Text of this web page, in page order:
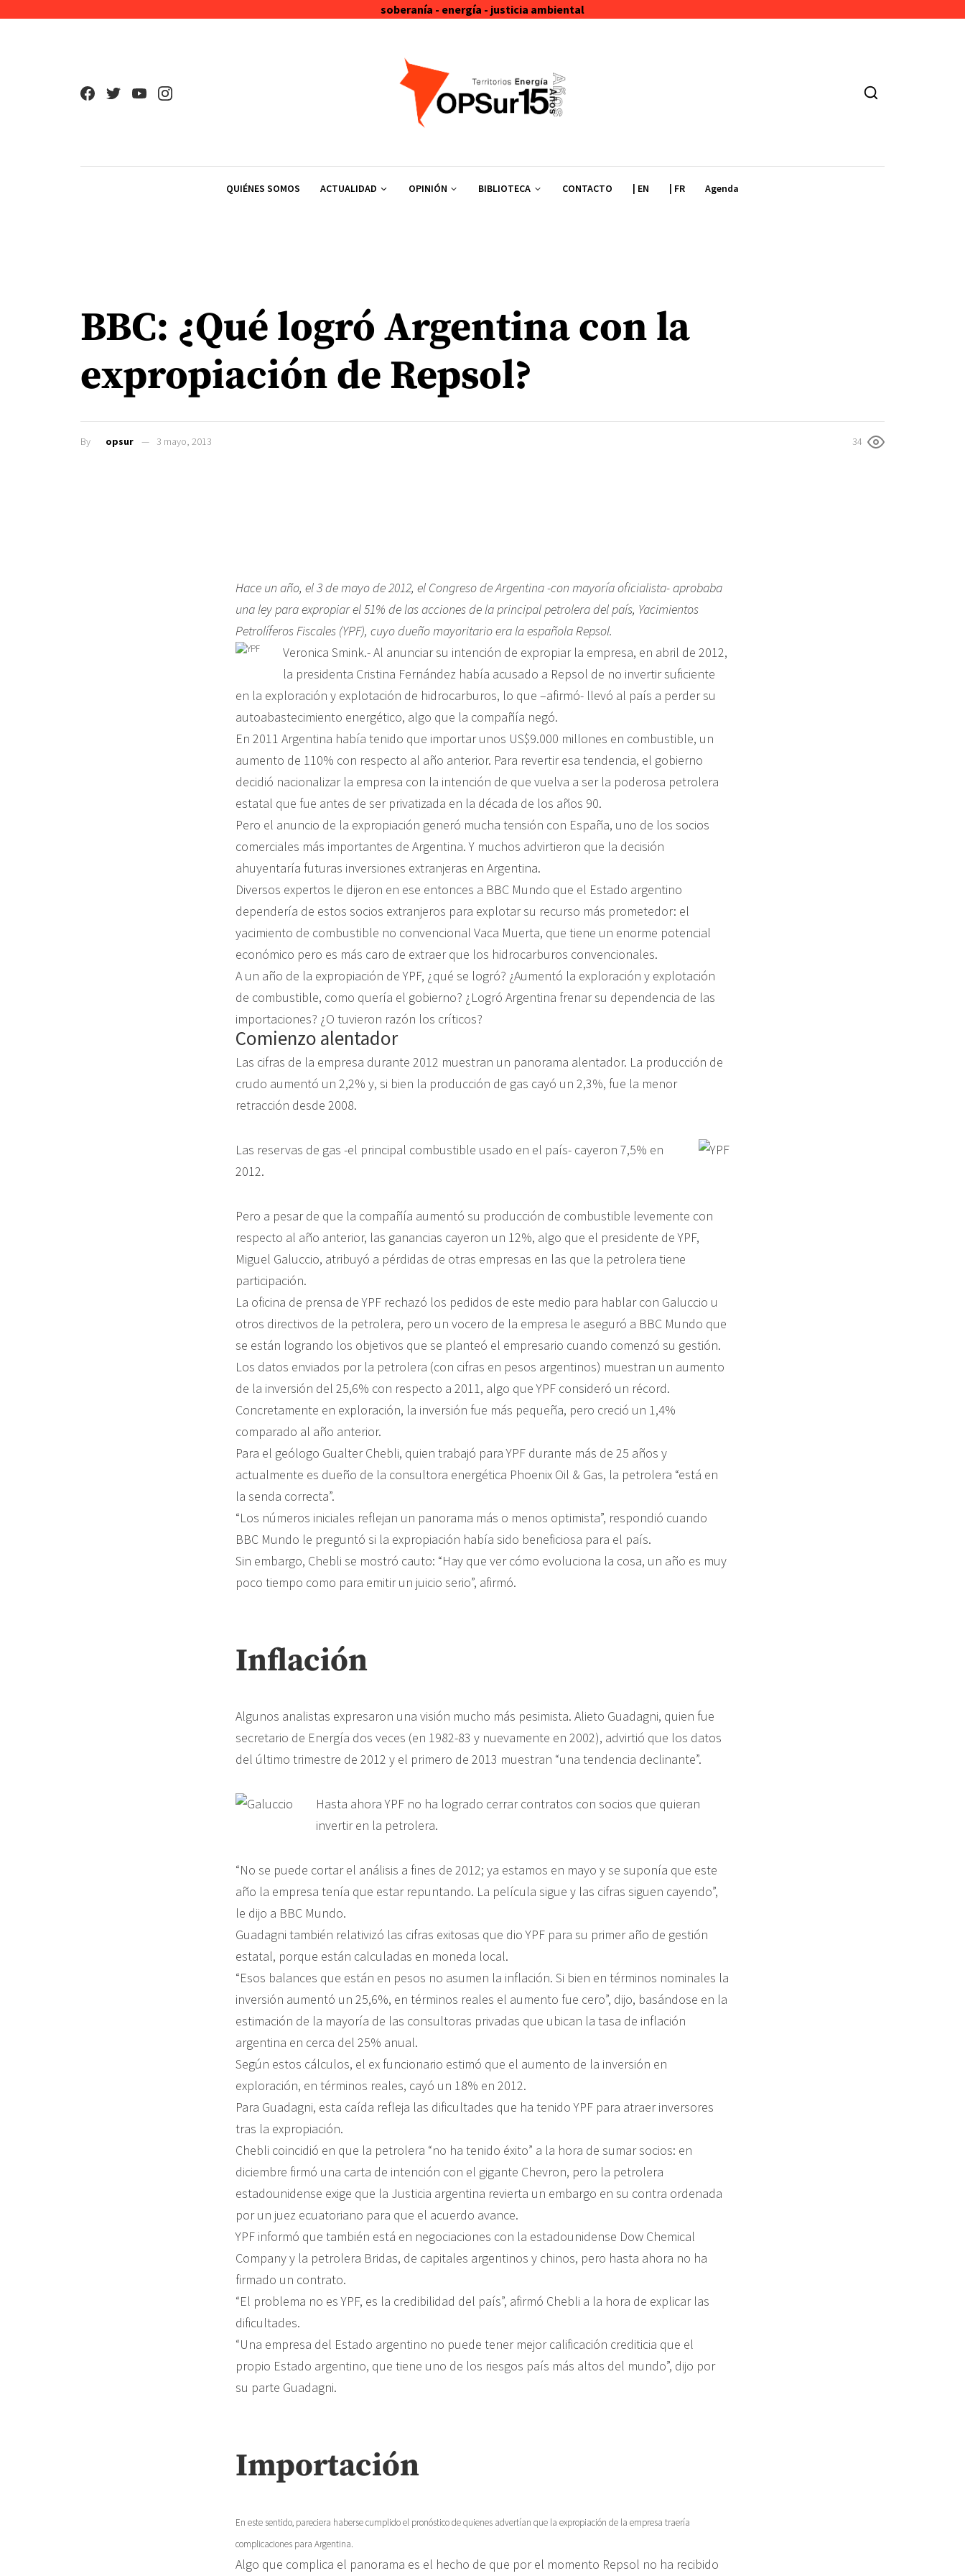
soberanía - energía - justicia ambiental
QUIÉNES SOMOS ACTUALIDAD OPINIÓN BIBLIOTECA CONTACTO | EN | FR Agenda
BBC: ¿Qué logró Argentina con la
expropiación de Repsol?
By opsur 3 mayo, 2013 34
Hace un año, el 3 de mayo de 2012, el Congreso de Argentina -con mayoría oficialista- aprobaba
una ley para expropiar el 51% de las acciones de la principal petrolera del país, Yacimientos
Petrolíferos Fiscales (YPF), cuyo dueño mayoritario era la española Repsol.
Veronica Smink.- Al anunciar su intención de expropiar la empresa, en abril de 2012,
la presidenta Cristina Fernández había acusado a Repsol de no invertir suficiente
en la exploración y explotación de hidrocarburos, lo que –afirmó- llevó al país a perder su
autoabastecimiento energético, algo que la compañía negó.
En 2011 Argentina había tenido que importar unos US$9.000 millones en combustible, un
aumento de 110% con respecto al año anterior. Para revertir esa tendencia, el gobierno
decidió nacionalizar la empresa con la intención de que vuelva a ser la poderosa petrolera
estatal que fue antes de ser privatizada en la década de los años 90.
Pero el anuncio de la expropiación generó mucha tensión con España, uno de los socios
comerciales más importantes de Argentina. Y muchos advirtieron que la decisión
ahuyentaría futuras inversiones extranjeras en Argentina.
Diversos expertos le dijeron en ese entonces a BBC Mundo que el Estado argentino
dependería de estos socios extranjeros para explotar su recurso más prometedor: el
yacimiento de combustible no convencional Vaca Muerta, que tiene un enorme potencial
económico pero es más caro de extraer que los hidrocarburos convencionales.
A un año de la expropiación de YPF, ¿qué se logró? ¿Aumentó la exploración y explotación
de combustible, como quería el gobierno? ¿Logró Argentina frenar su dependencia de las
importaciones? ¿O tuvieron razón los críticos?
Comienzo alentador
Las cifras de la empresa durante 2012 muestran un panorama alentador. La producción de
crudo aumentó un 2,2% y, si bien la producción de gas cayó un 2,3%, fue la menor
retracción desde 2008.
Las reservas de gas -el principal combustible usado en el país- cayeron 7,5% en
2012.
Pero a pesar de que la compañía aumentó su producción de combustible levemente con
respecto al año anterior, las ganancias cayeron un 12%, algo que el presidente de YPF,
Miguel Galuccio, atribuyó a pérdidas de otras empresas en las que la petrolera tiene
participación.
La oficina de prensa de YPF rechazó los pedidos de este medio para hablar con Galuccio u
otros directivos de la petrolera, pero un vocero de la empresa le aseguró a BBC Mundo que
se están logrando los objetivos que se planteó el empresario cuando comenzó su gestión.
Los datos enviados por la petrolera (con cifras en pesos argentinos) muestran un aumento
de la inversión del 25,6% con respecto a 2011, algo que YPF consideró un récord.
Concretamente en exploración, la inversión fue más pequeña, pero creció un 1,4%
comparado al año anterior.
Para el geólogo Gualter Chebli, quien trabajó para YPF durante más de 25 años y
actualmente es dueño de la consultora energética Phoenix Oil & Gas, la petrolera “está en
la senda correcta”.
“Los números iniciales reflejan un panorama más o menos optimista”, respondió cuando
BBC Mundo le preguntó si la expropiación había sido beneficiosa para el país.
Sin embargo, Chebli se mostró cauto: “Hay que ver cómo evoluciona la cosa, un año es muy
poco tiempo como para emitir un juicio serio”, afirmó.
Inflación
Algunos analistas expresaron una visión mucho más pesimista. Alieto Guadagni, quien fue
secretario de Energía dos veces (en 1982-83 y nuevamente en 2002), advirtió que los datos
del último trimestre de 2012 y el primero de 2013 muestran “una tendencia declinante”.
Hasta ahora YPF no ha logrado cerrar contratos con socios que quieran
invertir en la petrolera.
“No se puede cortar el análisis a fines de 2012; ya estamos en mayo y se suponía que este
año la empresa tenía que estar repuntando. La película sigue y las cifras siguen cayendo”,
le dijo a BBC Mundo.
Guadagni también relativizó las cifras exitosas que dio YPF para su primer año de gestión
estatal, porque están calculadas en moneda local.
“Esos balances que están en pesos no asumen la inflación. Si bien en términos nominales la
inversión aumentó un 25,6%, en términos reales el aumento fue cero”, dijo, basándose en la
estimación de la mayoría de las consultoras privadas que ubican la tasa de inflación
argentina en cerca del 25% anual.
Según estos cálculos, el ex funcionario estimó que el aumento de la inversión en
exploración, en términos reales, cayó un 18% en 2012.
Para Guadagni, esta caída refleja las dificultades que ha tenido YPF para atraer inversores
tras la expropiación.
Chebli coincidió en que la petrolera “no ha tenido éxito” a la hora de sumar socios: en
diciembre firmó una carta de intención con el gigante Chevron, pero la petrolera
estadounidense exige que la Justicia argentina revierta un embargo en su contra ordenada
por un juez ecuatoriano para que el acuerdo avance.
YPF informó que también está en negociaciones con la estadounidense Dow Chemical
Company y la petrolera Bridas, de capitales argentinos y chinos, pero hasta ahora no ha
firmado un contrato.
“El problema no es YPF, es la credibilidad del país”, afirmó Chebli a la hora de explicar las
dificultades.
“Una empresa del Estado argentino no puede tener mejor calificación crediticia que el
propio Estado argentino, que tiene uno de los riesgos país más altos del mundo”, dijo por
su parte Guadagni.
Importación
En este sentido, pareciera haberse cumplido el pronóstico de quienes advertían que la expropiación de la empresa traería
complicaciones para Argentina.
Algo que complica el panorama es el hecho de que por el momento Repsol no ha recibido